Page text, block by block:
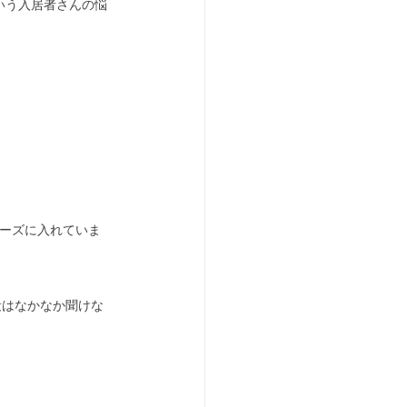
入居者さんの悩
ズに入れていま
なかなか聞けな